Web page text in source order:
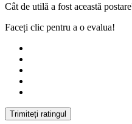
Cât de utilă a fost această
Faceți clic pentru a o evalua!
Trimiteți ratingul